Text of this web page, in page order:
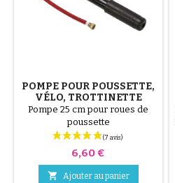
POMPE POUR POUSSETTE,
VÉLO, TROTTINETTE
Pompe 25 cm pour roues de
poussette
Prix
6,60 €
 Ajouter au panier